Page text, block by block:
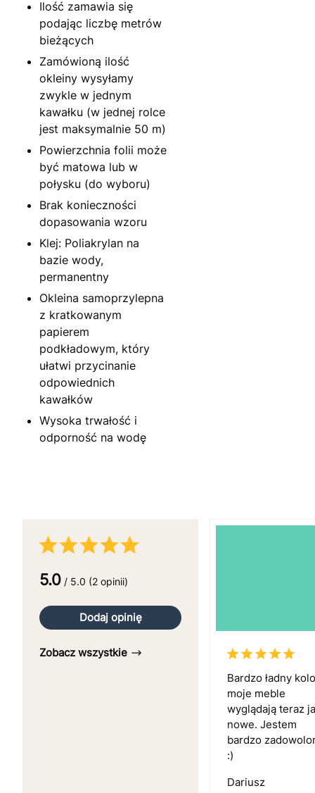
Ilość zamawia się
podając liczbę metrów
bieżących
Zamówioną ilość
okleiny wysyłamy
zwykle w jednym
kawałku (w jednej rolce
jest maksymalnie 50 m)
Powierzchnia folii może
być matowa lub w
połysku (do wyboru)
Brak konieczności
dopasowania wzoru
Klej: Poliakrylan na
bazie wody,
permanentny
Okleina samoprzylepna
z kratkowanym
papierem
podkładowym, który
ułatwi przycinanie
odpowiednich
kawałków
Wysoka trwałość i
odporność na wodę
5.0 / 5.0 (2 opinii)
Dodaj opinię
Zobacz wszystkie
Bardzo ładny
moje meble
wyglądają teraz
nowe. Jestem
bardzo
:)
Dariusz